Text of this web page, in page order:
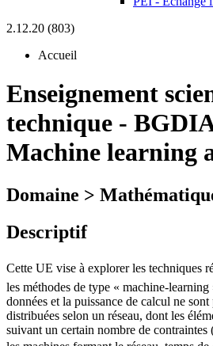
2.12.20 (803)
Accueil
Enseignement
technique -
Machine learning
Domaine >
Descriptif
Cette UE vise à explorer les techniques
les méthodes de type « machine-learning
données et la puissance de calcul ne sont
distribuées selon un réseau, dont les
suivant un certain nombre de contraintes